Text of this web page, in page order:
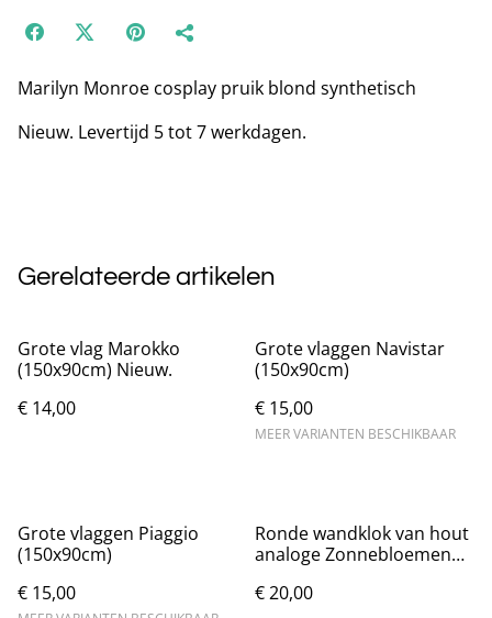
Marilyn Monroe cosplay pruik blond synthetisch
Nieuw. Levertijd 5 tot 7 werkdagen.
Gerelateerde artikelen
Grote vlag Marokko
(150x90cm) Nieuw.
€ 14,00
Grote vlaggen Navistar
(150x90cm)
€ 15,00
MEER VARIANTEN BESCHIKBAAR
Grote vlaggen Piaggio
(150x90cm)
€ 15,00
Ronde wandklok van hout
analoge Zonnebloemen
€ 20,00